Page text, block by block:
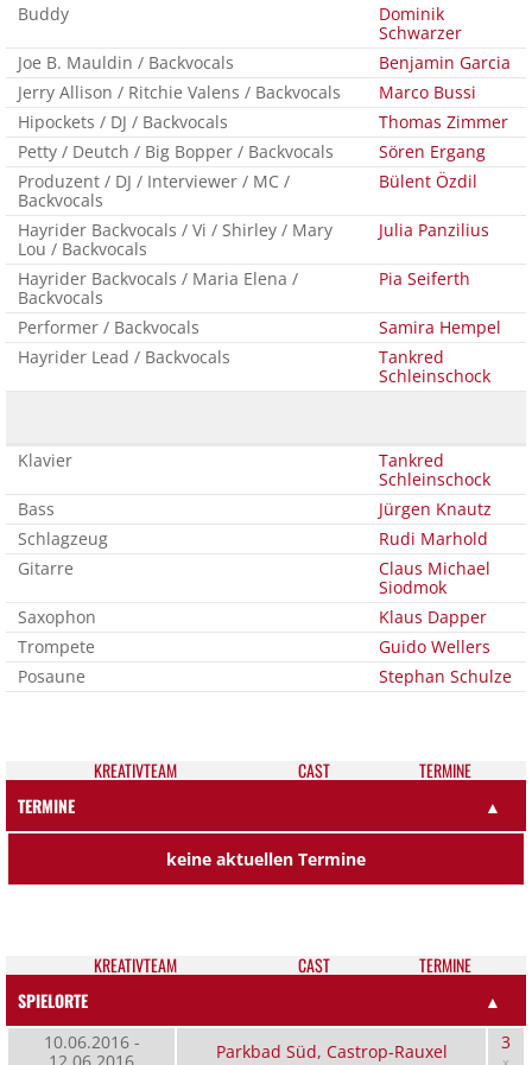
Buddy
Dominik
Schwarzer
Joe B. Mauldin / Backvocals
Benjamin Garcia
Jerry Allison / Ritchie Valens / Backvocals
Marco Bussi
Hipockets / DJ / Backvocals
Thomas Zimmer
Petty / Deutch / Big Bopper / Backvocals
Sören Ergang
Produzent / DJ / Interviewer / MC /
Backvocals
Bülent Özdil
Hayrider Backvocals / Vi / Shirley / Mary
Lou / Backvocals
Julia Panzilius
Hayrider Backvocals / Maria Elena /
Backvocals
Pia Seiferth
Performer / Backvocals
Samira Hempel
Hayrider Lead / Backvocals
Tankred
Schleinschock
Klavier
Tankred
Schleinschock
Bass
Jürgen Knautz
Schlagzeug
Rudi Marhold
Gitarre
Claus Michael
Siodmok
Saxophon
Klaus Dapper
Trompete
Guido Wellers
Posaune
Stephan Schulze
KREATIV­TEAM CAST
TER­MI­NE
TERMINE
▲
keine aktuellen Termine
KREATIV­TEAM CAST
TER­MI­NE
SPIELORTE
▲
10.06.2016 -
Parkbad Süd, Castrop-Rauxel 3